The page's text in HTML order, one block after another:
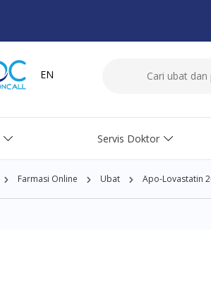
EN
Servis Doktor
Farmasi Online Ubat Apo-Lovastatin